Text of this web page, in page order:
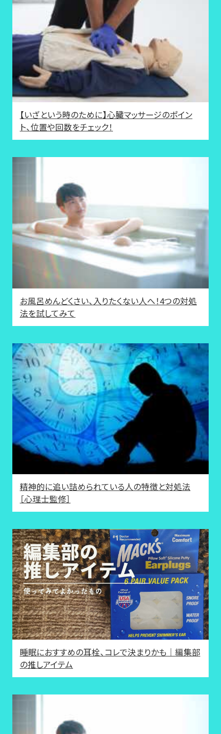
【いざという時のために】心臓マッサージのポイン
ト、位置や回数をチェック！
お風呂めんどくさい、入りたくない人へ！4つの対処
法を試してみて
精神的に追い詰められている人の特徴と対処法
［心理士監修］
睡眠におすすめの耳栓、コレで決まりかも｜編集部
の推しアイテム